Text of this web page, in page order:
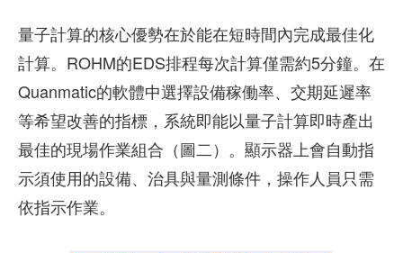
量子計算的核心優勢在於能在短時間內完成最佳化
計算。ROHM的EDS排程每次計算僅需約5分鐘。在
Quanmatic的軟體中選擇設備稼働率、交期延遲率
等希望改善的指標，系統即能以量子計算即時產出
最佳的現場作業組合（圖二）。顯示器上會自動指
示須使用的設備、治具與量測條件，操作人員只需
依指示作業。